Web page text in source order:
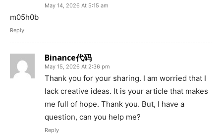
May 14, 2026 At 5:15 am
m05h0b
Reply
Binance代码
May 15, 2026 At 2:36 pm
Thank you for your sharing. I am worried that I
lack creative ideas. It is your article that makes
me full of hope. Thank you. But, I have a
question, can you help me?
Reply